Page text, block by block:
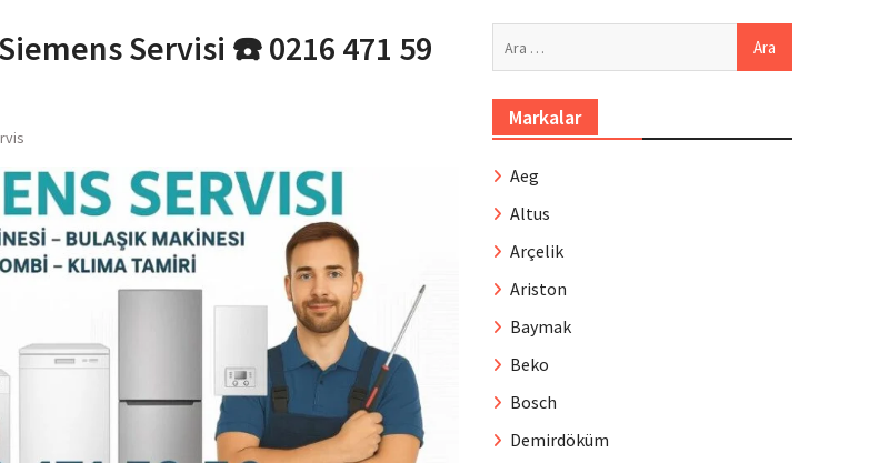
Servisi ☎️ 0216 471 59
Markalar
Aeg
Altus
Arçelik
Ariston
Baymak
Beko
Bosch
Demirdöküm